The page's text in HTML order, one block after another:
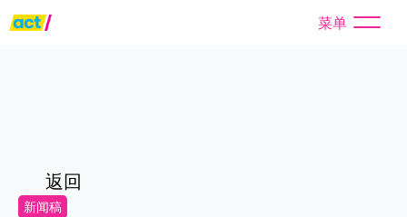
菜单
返回
新闻稿